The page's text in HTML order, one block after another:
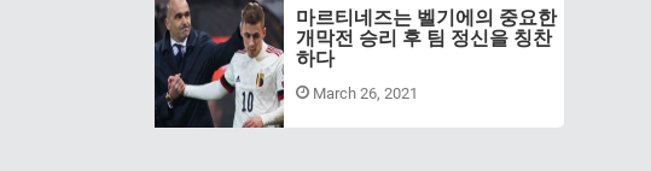
마르티네즈는 벨기에의 중요한
개막전 승리 후 팀 정신을 칭찬
하다
March 26, 2021